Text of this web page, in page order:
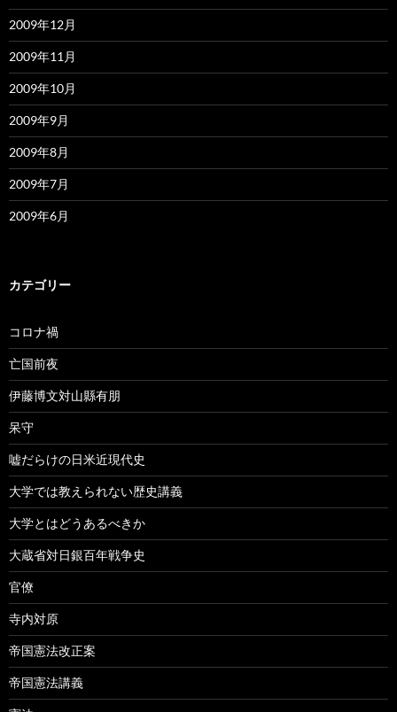
2009年12月
2009年11月
2009年10月
2009年9月
2009年8月
2009年7月
2009年6月
カテゴリー
コロナ禍
亡国前夜
伊藤博文対山縣有朋
呆守
嘘だらけの日米近現代史
大学では教えられない歴史講義
大学とはどうあるべきか
大蔵省対日銀百年戦争史
官僚
寺内対原
帝国憲法改正案
帝国憲法講義